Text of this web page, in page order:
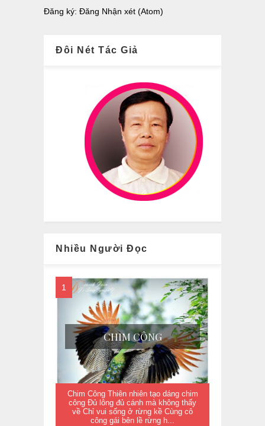
Đăng ký: Đăng Nhận xét (Atom)
Đôi Nét Tác Giả
Nhiều Người Đọc
CHIM CÔNG
Chim Công Thiên nhiên tạo dáng chim
công Đủ lông đủ cánh mà không thấy
về Chỉ vui sống ở rừng kề Cùng cô
công gái bên lề rừng h...